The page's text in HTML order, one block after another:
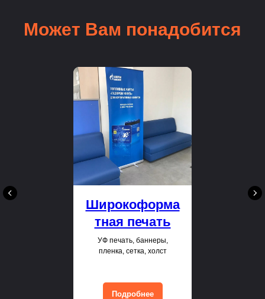
Может Вам понадобится
Широкоформа
тная печать
УФ печать, баннеры,
пленка, сетка, холст
Подробнее